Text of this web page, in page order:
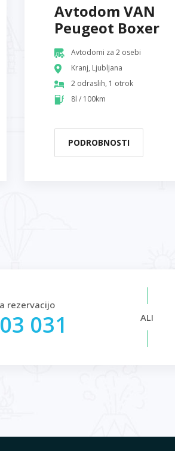
Avtodom VAN
Peugeot Boxer
Avtodomi za 2 osebi
Kranj, Ljubljana
2 odraslih, 1 otrok
8l / 100km
PODROBNOSTI
rezervacijo
031 ALI